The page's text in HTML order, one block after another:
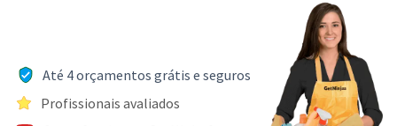
Até 4 orçamentos grátis e seguros
Profissionais avaliados